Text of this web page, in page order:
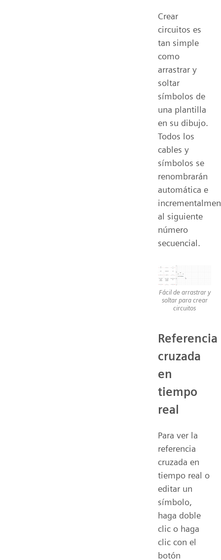
Crear
circuitos es
tan simple
como
arrastrar y
soltar
símbolos de
una plantilla
en su dibujo.
Todos los
cables y
símbolos se
renombrarán
automática e
al siguiente
número
secuencial.
Fácil de arrastrar y
soltar para crear
circuitos
Referencia
cruzada
en
tiempo
real
Para ver la
referencia
cruzada en
tiempo real o
editar un
símbolo,
haga doble
clic o haga
clic con el
botón